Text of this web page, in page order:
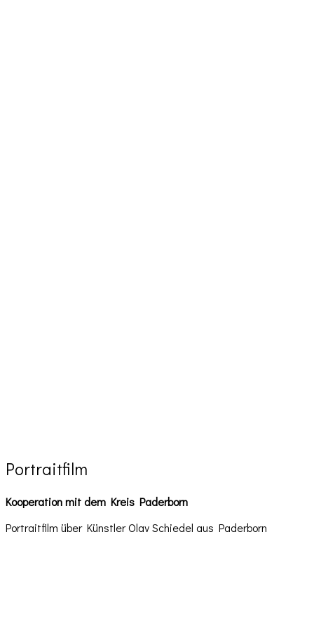
Portraitfilm
Kooperation mit dem Kreis Paderborn
Portraitfilm über Künstler Olav Schiedel aus Paderborn